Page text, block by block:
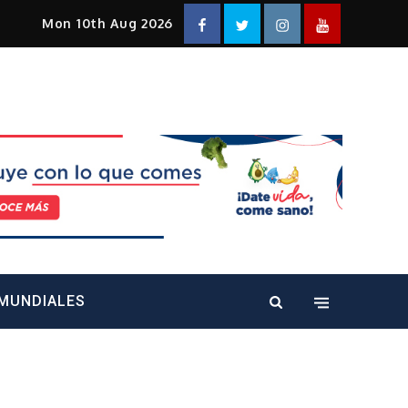
Mon 10th Aug 2026 FacebookTwitterInstagramYouTube